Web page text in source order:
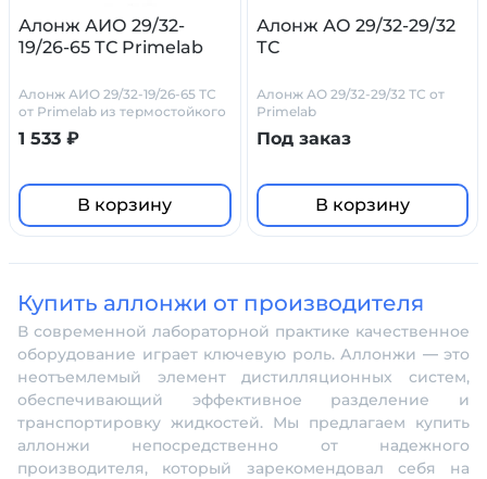
Алонж АИО 29/32-
19/26-65 ТС Primelab
Алонж АИО 29/32-19/26-65 ТС
от Primelab из термостойкого
стекла
1 533 ₽
В корзину
Алонж АО 29/32-29/32
ТС
Алонж АО 29/32-29/32 ТС от
Primelab
Под заказ
В корзину
Купить аллонжи от производителя
В современной лабораторной практике качественное
оборудование играет ключевую роль. Аллонжи — это
неотъемлемый элемент дистилляционных систем,
обеспечивающий эффективное разделение и
транспортировку жидкостей. Мы предлагаем купить
аллонжи непосредственно от надежного
производителя, который зарекомендовал себя на